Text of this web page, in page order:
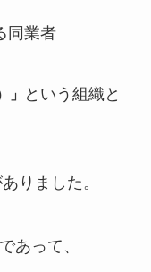
同業者
」
という組織と
りました。
であって、